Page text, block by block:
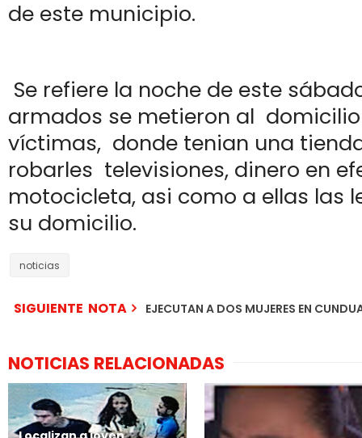
de este municipio.
Se refiere la noche de este
armados se metieron al
víctimas, donde tenian una
robarles televisiones, dinero en
motocicleta, asi como a ellas las
su domicilio.
noticias
SIGUIENTE NOTA EJECUTAN A DOS MUJERES EN
NOTICIAS RELACIONADAS